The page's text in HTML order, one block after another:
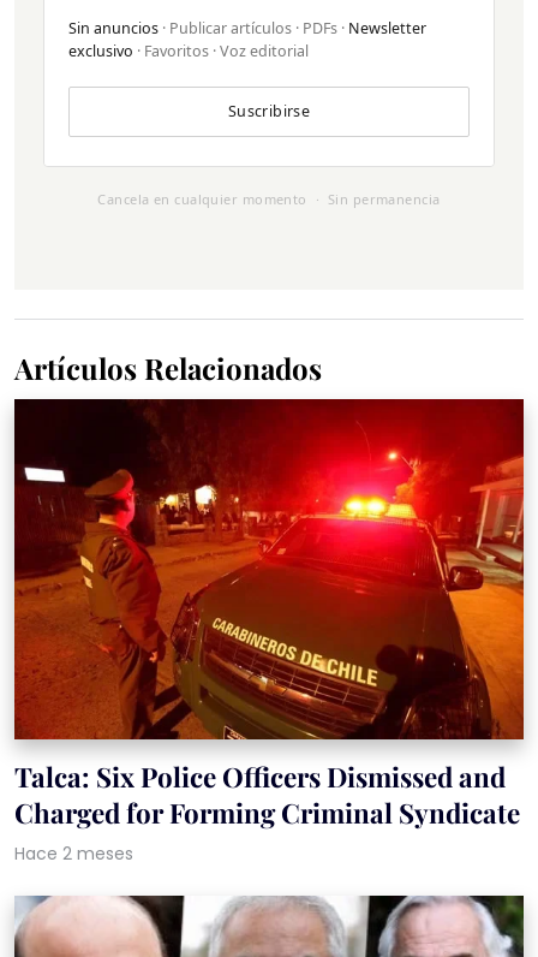
Sin anuncios · Publicar artículos · PDFs · Newsletter
exclusivo · Favoritos · Voz editorial
Suscribirse
Cancela en cualquier momento · Sin permanencia
Artículos Relacionados
Talca: Six Police Officers Dismissed and
Charged for Forming Criminal Syndicate
Hace 2 meses